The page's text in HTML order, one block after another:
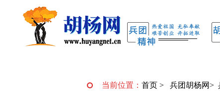
当前位置： 首页 > 兵团胡杨网>